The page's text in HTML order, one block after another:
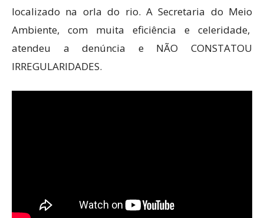
localizado na orla do rio. A Secretaria do Meio
Ambiente, com muita eficiência e celeridade,
atendeu a denúncia e NÃO CONSTATOU
IRREGULARIDADES.